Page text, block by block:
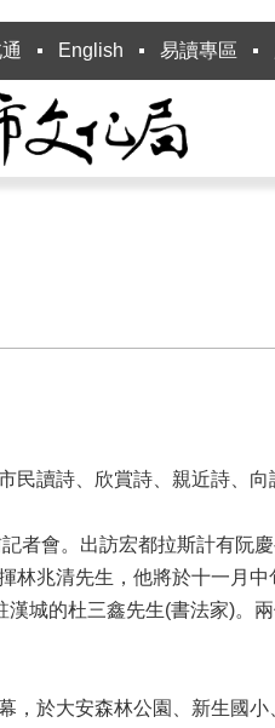
English 易讀專區
讀詩、欣賞詩、親近詩、向
會。出訪宏都拉斯計有阮
兆清先生，他將於十一月
城的杜三鑫先生(書法家)。
於大安森林公園、新生國